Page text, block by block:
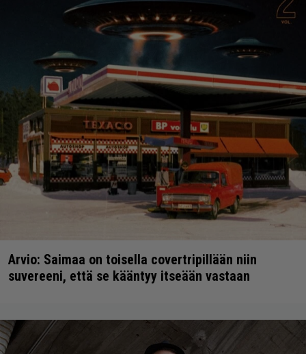
Arvio: Saimaa on toisella covertripillään niin
suvereeni, että se kääntyy itseään vastaan